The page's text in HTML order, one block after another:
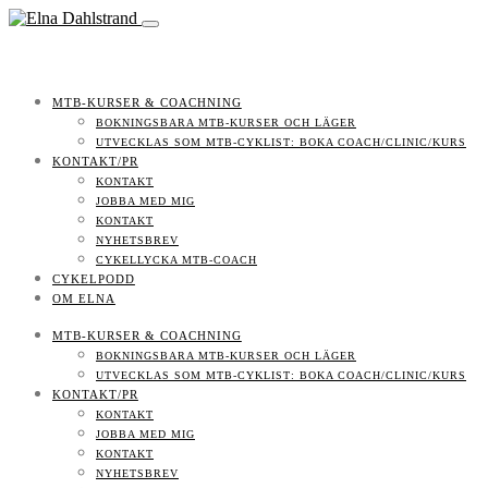
MTB-KURSER & COACHNING
BOKNINGSBARA MTB-KURSER OCH LÄGER
UTVECKLAS SOM MTB-CYKLIST: BOKA COACH/CLINIC/KURS
KONTAKT/PR
KONTAKT
JOBBA MED MIG
KONTAKT
NYHETSBREV
CYKELLYCKA MTB-COACH
CYKELPODD
OM ELNA
MTB-KURSER & COACHNING
BOKNINGSBARA MTB-KURSER OCH LÄGER
UTVECKLAS SOM MTB-CYKLIST: BOKA COACH/CLINIC/KURS
KONTAKT/PR
KONTAKT
JOBBA MED MIG
KONTAKT
NYHETSBREV